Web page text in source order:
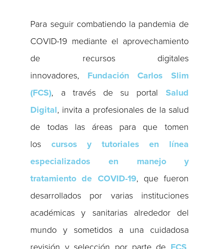
Para seguir combatiendo la pandemia de
COVID-19 mediante el aprovechamiento
de recursos digitales
innovadores, Fundación Carlos Slim
(FCS), a través de su portal Salud
Digital, invita a profesionales de la salud
de todas las áreas para que tomen
los cursos y tutoriales en línea
especializados en manejo y
tratamiento de COVID-19, que fueron
desarrollados por varias instituciones
académicas y sanitarias alrededor del
mundo y sometidos a una cuidadosa